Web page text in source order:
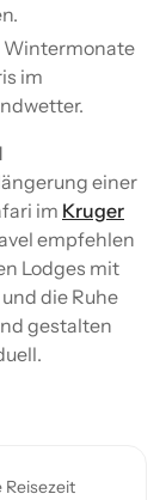
Wintermonate
im
einer
im Kruger
empfehlen
Lodges mit
die Ruhe
gestalten
Reisezeit